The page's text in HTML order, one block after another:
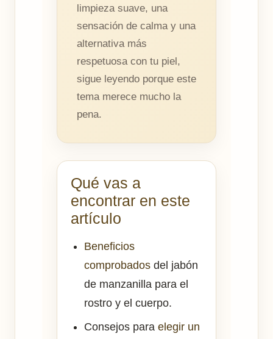
limpieza suave, una
sensación de calma y una
alternativa más
respetuosa con tu piel,
sigue leyendo porque este
tema merece mucho la
pena.
Qué vas a
encontrar en este
artículo
Beneficios
comprobados del jabón
de manzanilla para el
rostro y el cuerpo.
Consejos para elegir un